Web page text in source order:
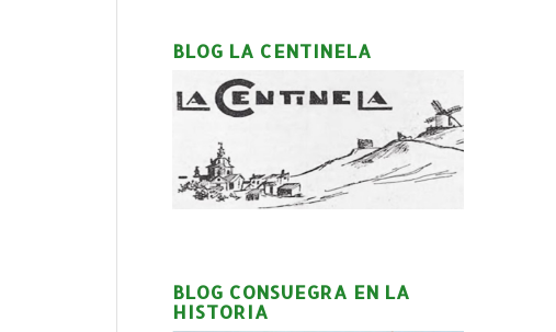
BLOG LA CENTINELA
BLOG CONSUEGRA EN LA
HISTORIA